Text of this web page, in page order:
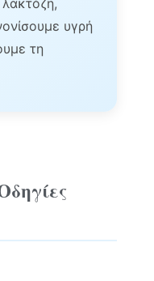
υγρή
τη